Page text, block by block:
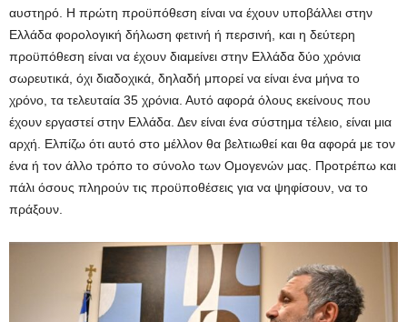
αυστηρό. Η πρώτη προϋπόθεση είναι να έχουν υποβάλλει στην
Ελλάδα φορολογική δήλωση φετινή ή περσινή, και η δεύτερη
προϋπόθεση είναι να έχουν διαμείνει στην Ελλάδα δύο χρόνια
σωρευτικά, όχι διαδοχικά, δηλαδή μπορεί να είναι ένα μήνα το
χρόνο, τα τελευταία 35 χρόνια. Αυτό αφορά όλους εκείνους που
έχουν εργαστεί στην Ελλάδα. Δεν είναι ένα σύστημα τέλειο, είναι μια
αρχή. Ελπίζω ότι αυτό στο μέλλον θα βελτιωθεί και θα αφορά με τον
ένα ή τον άλλο τρόπο το σύνολο των Ομογενών μας. Προτρέπω και
πάλι όσους πληρούν τις προϋποθέσεις για να ψηφίσουν, να το
πράξουν.